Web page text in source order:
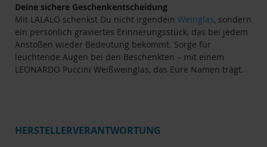
Deine sichere Geschenkentscheidung
Mit LALALO schenkst Du nicht irgendein Weinglas, sondern
ein persönlich graviertes Erinnerungsstück, das bei jedem
Anstoßen wieder Bedeutung bekommt. Sorge für
leuchtende Augen bei den Beschenkten – mit einem
LEONARDO Puccini Weißweinglas, das Eure Namen trägt.
HERSTELLERVERANTWORTUNG